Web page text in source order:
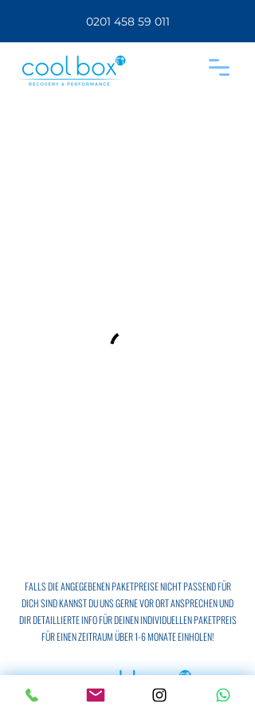
0201 458 59 011
FALLS DIE ANGEGEBENEN PAKETPREISE NICHT PASSEND FÜR
DICH SIND KANNST DU UNS GERNE VOR ORT ANSPRECHEN UND
DIR DETAILLIERTE INFO FÜR DEINEN INDIVIDUELLEN PAKETPREIS
FÜR EINEN ZEITRAUM ÜBER 1-6 MONATE EINHOLEN!